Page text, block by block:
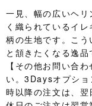
一見、幅の広いヘ
く織られているイ
柄の生地です。こ
と頷きたくなる逸
【その他お問い合
い。3Daysオプシ
時以降の注文は、